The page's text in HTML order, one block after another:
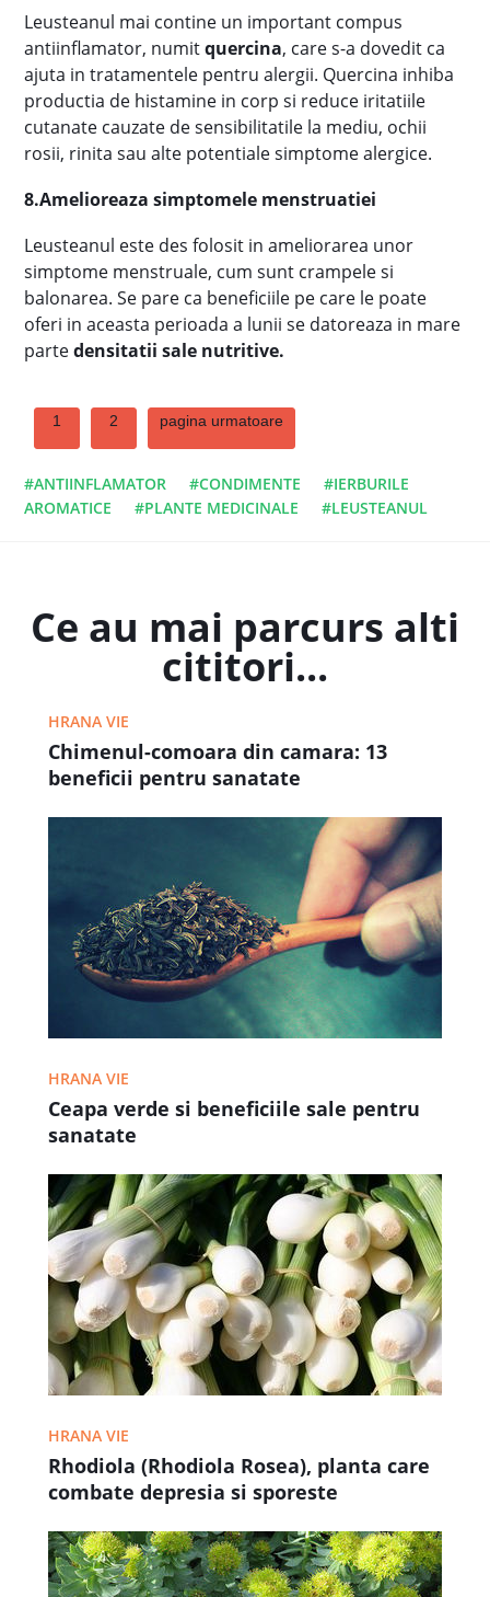
Leusteanul mai contine un important compus
antiinflamator, numitquercina, care s-a dovedit ca
ajuta in tratamentele pentru alergii. Quercina inhiba
productia de histamine in corp si reduce iritatiile
cutanate cauzate de sensibilitatile la mediu, ochii
rosii, rinita sau alte potentiale simptome alergice.
8.Amelioreaza simptomele menstruatiei
Leusteanul este des folosit in ameliorarea unor
simptome menstruale, cum sunt crampele si
balonarea. Se pare ca beneficiile pe care le poate
oferi in aceasta perioada a lunii se datoreaza in mare
partedensitatii sale nutritive.
1 2 pagina urmatoare
#ANTIINFLAMATOR #CONDIMENTE
#IERBURILE
AROMATICE
#PLANTE MEDICINALE #LEUSTEANUL
Ce au mai parcurs alti
cititori...
HRANA VIE
Chimenul-comoara din camara: 13
beneficii pentru sanatate
HRANA VIE
Ceapa verde si beneficiile sale pentru
sanatate
HRANA VIE
Rhodiola (Rhodiola Rosea), planta care
combate depresia si sporeste